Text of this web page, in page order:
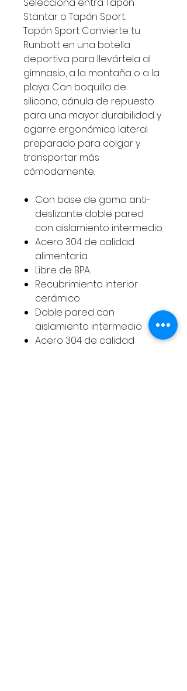
Stantar o Tapón Sport.
Tapón Sport Convierte tu
Runbott en una botella
deportiva para llevártela al
gimnasio, a la montaña o a la
playa. Con boquilla de
silicona, cánula de repuesto
para una mayor durabilidad y
agarre ergonómico lateral
preparado para colgar y
transportar más
cómodamente.
Con base de goma anti-
deslizante doble pared
con aislamiento intermedio.
Acero 304 de calidad
alimentaria
Libre de BPA.
Recubrimiento interior
cerámico
Doble pared con
aislamiento intermedio
Acero 304 de calidad